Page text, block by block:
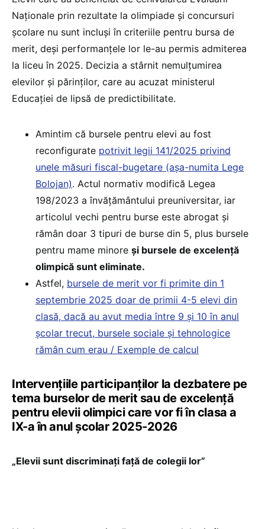
Naționale prin rezultate la olimpiade și concursuri
școlare nu sunt incluși în criteriile pentru bursa de
merit, deși performanțele lor le-au permis admiterea
la liceu în 2025. Decizia a stârnit nemulțumirea
elevilor și părinților, care au acuzat ministerul
Educației de lipsă de predictibilitate.
Amintim că bursele pentru elevi au fost
reconfigurate potrivit legii 141/2025 privind
unele măsuri fiscal-bugetare (așa-numita Lege
Bolojan). Actul normativ modifică Legea
198/2023 a învățământului preuniversitar, iar
articolul vechi pentru burse este abrogat și
rămân doar 3 tipuri de burse din 5, plus bursele
pentru mame minore și bursele de excelență
olimpică sunt eliminate.
Astfel, bursele de merit vor fi primite din 1
septembrie 2025 doar de primii 4-5 elevi din
clasă, dacă au avut media între 9 și 10 în anul
școlar trecut, bursele sociale și tehnologice
rămân cum erau / Exemple de calcul
Intervențiile participanților la dezbatere pe
tema burselor de merit sau de excelență
pentru elevii olimpici care vor fi în clasa a
IX-a în anul școlar 2025-2026
„Elevii sunt discriminați față de colegii lor”